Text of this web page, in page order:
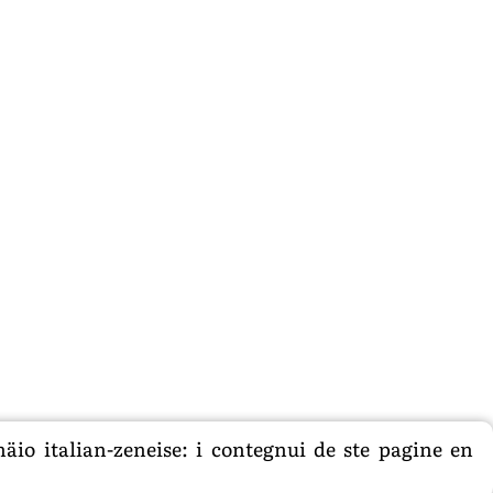
italian-zeneise: i contegnui de ste pagine en